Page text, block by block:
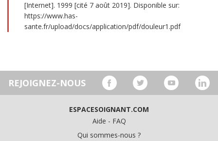
[Internet]. 1999 [cité 7 août 2019]. Disponible sur:
https://www.has-
sante.fr/upload/docs/application/pdf/douleur1.pdf
REJOIGNEZ-NOUS
ESPACESOIGNANT.COM
Aide - FAQ
Qui sommes-nous ?